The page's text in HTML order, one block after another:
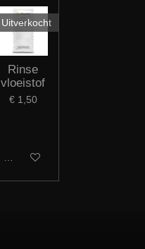
Uitverkocht
Rinse
vloeistof
€ 1,50
Houd mij op de hoogte